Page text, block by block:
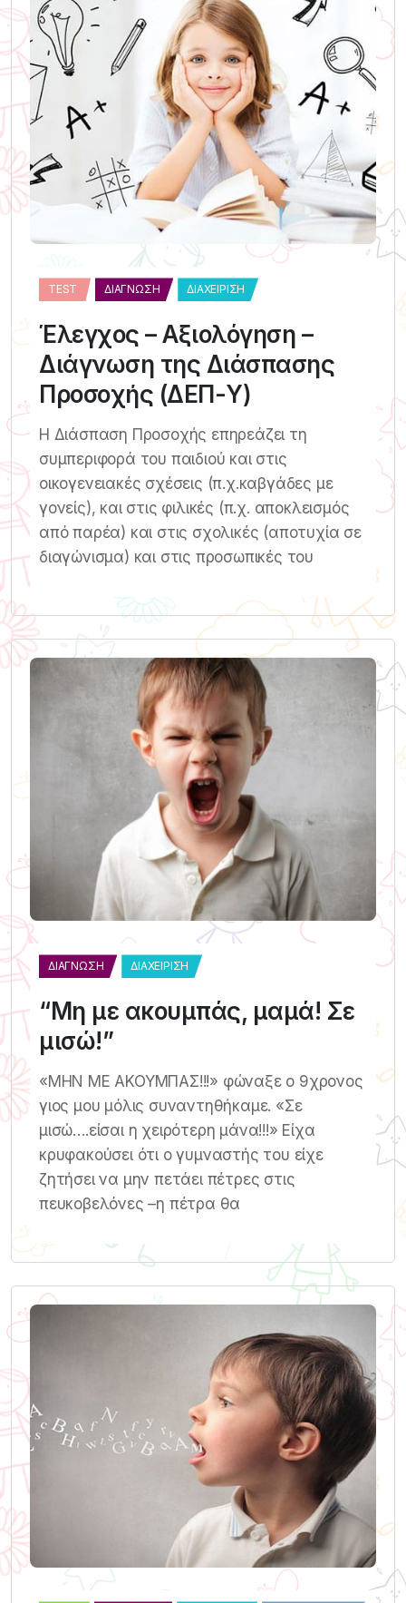
TEST ΔΙΆΓΝΩΣΗ ΔΙΑΧΕΊΡΙΣΗ
Έλεγχος – Αξιολόγηση –
Διάγνωση της Διάσπασης
Προσοχής (ΔΕΠ-Υ)
Η Διάσπαση Προσοχής επηρεάζει τη
συμπεριφορά του παιδιού και στις
οικογενειακές σχέσεις (π.χ.καβγάδες με
γονείς), και στις φιλικές (π.χ. αποκλεισμός
από παρέα) και στις σχολικές (αποτυχία σε
διαγώνισμα) και στις προσωπικές του
ΔΙΆΓΝΩΣΗ ΔΙΑΧΕΊΡΙΣΗ
“Μη με ακουμπάς, μαμά! Σε
μισώ!”
«ΜΗΝ ΜΕ ΑΚΟΥΜΠΑΣ!!!» φώναξε ο 9χρονος
γιος μου μόλις συναντηθήκαμε. «Σε
μισώ….είσαι η χειρότερη μάνα!!!» Είχα
κρυφακούσει ότι ο γυμναστής του είχε
ζητήσει να μην πετάει πέτρες στις
πευκοβελόνες –η πέτρα θα